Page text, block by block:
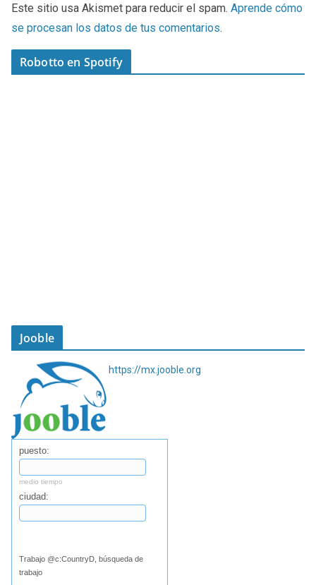
Este sitio usa Akismet para reducir el spam. Aprende cómo
se procesan los datos de tus comentarios.
Robotto en Spotify
Jooble
https://mx.jooble.org
puesto:
medio tiempo
ciudad:
Trabajo @c:CountryD, búsqueda de
trabajo